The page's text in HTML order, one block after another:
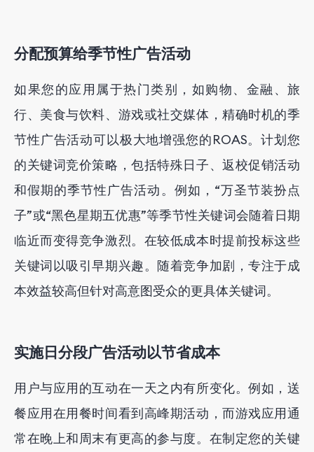
分配预算给季节性广告活动
如果您的应用属于热门类别，如购物、金融、旅
行、美食与饮料、游戏或社交媒体，精确时机的季
节性广告活动可以极大地增强您的ROAS。计划您
的关键词竞价策略，包括特殊日子、返校促销活动
和假期的季节性广告活动。例如，“万圣节装扮点
子”或“黑色星期五优惠”等季节性关键词会随着日期
临近而变得竞争激烈。在较低成本时提前投标这些
关键词以吸引早期兴趣。随着竞争加剧，专注于成
本效益较高但针对高意图受众的更具体关键词。
实施日分段广告活动以节省成本
用户与应用的互动在一天之内有所变化。例如，送
餐应用在用餐时间看到高峰期活动，而游戏应用通
常在晚上和周末有更高的参与度。在制定您的关键